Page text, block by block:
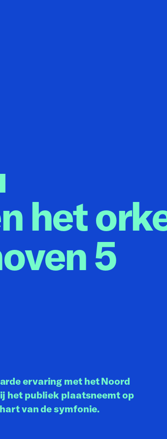
het
5
ervaring met het Noord
het publiek plaatsneemt op
van de symfonie.